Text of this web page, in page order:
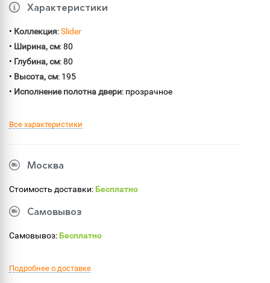
Характеристики
• Коллекция:Slider
• Ширина, см: 80
• Глубина, см: 80
• Высота, см: 195
• Исполнение полотна двери: прозрачное
Все характеристики
Москва
Стоимость доставки:Бесплатно
Самовывоз
Самовывоз:Бесплатно
Подробнее о доставке